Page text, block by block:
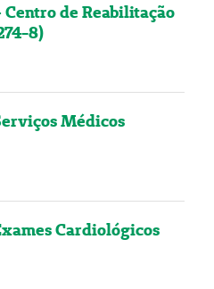
Centro de Reabilitação
8)
Médicos
Cardiológicos